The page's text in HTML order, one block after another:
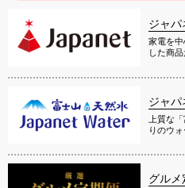
ジャパ
家電を
した商
ジャパ
上質な
りのウ
グルメ